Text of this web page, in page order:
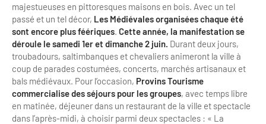
E-learning
Bilan des actions de professionnalisation
Améliorer l’expérience de vos visiteurs
Besoins et attentes des visiteurs
Améliorer la qualité
Grands magasins et outlets
Golfs
City Tours
Incentive et team building
Logistique
majestueuses en pittoresques maisons en bois. Avec un tel
passé et un tel décor, Les Médiévales organisées chaque été
sont encore plus féériques Cette année, la manifestation se
déroule le samedi 1er et dimanche 2 juin. Durant deux jours,
troubadours, saltimbanques et chevaliers animeront la ville à
coup de parades costumées, concerts, marchés artisanaux et
bals médiévaux. Pour l’occasion, Provins Tourisme
commercialise des séjours pour les groupes, avec temps libre
en matinée, déjeuner dans un restaurant de la ville et spectacle
dans l’après-midi, à choisir parmi deux spectacles : « La